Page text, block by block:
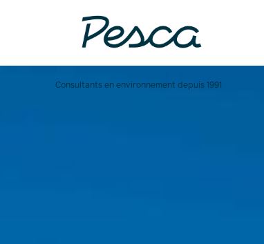
Consultants en environnement depuis 1991